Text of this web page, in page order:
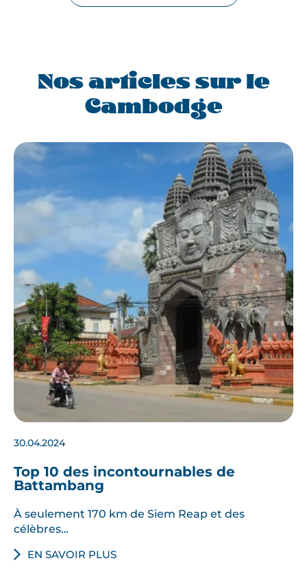
Nos articles sur le
Cambodge
30.04.2024
Top 10 des incontournables de
Battambang
À seulement 170 km de Siem Reap et des
célèbres…
EN SAVOIR PLUS